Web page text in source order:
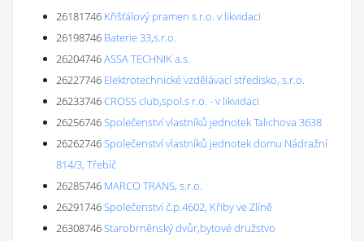
26181746 Křišťálový pramen s.r.o. v likvidaci
26198746 Baterie 33,s.r.o.
26204746ASSA TECHNIK a.s.
26227746 Elektrotechnické vzdělávací středisko, s.r.o.
26233746CROSS club,spol.s r.o. - v likvidaci
26256746Společenství vlastníků jednotek Talichova 3638
26262746Společenství vlastníků jednotek domu Nádražní
814/3, Třebíč
26285746 MARCO TRANS, s.r.o.
26291746Společenství č.p.4602, Křiby ve Zlíně
26308746Starobrněnský dvůr,bytové družstvo